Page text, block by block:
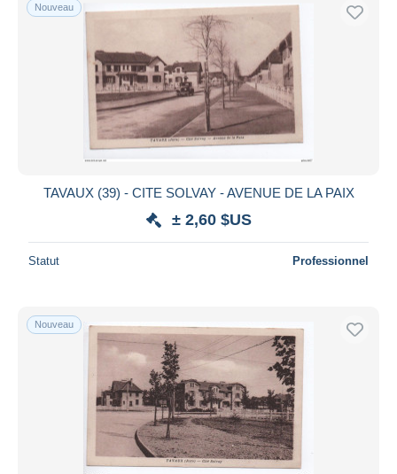
Nouveau
TAVAUX (39) - CITE SOLVAY - AVENUE DE LA PAIX
± 2,60 $US
Statut Professionnel
Nouveau